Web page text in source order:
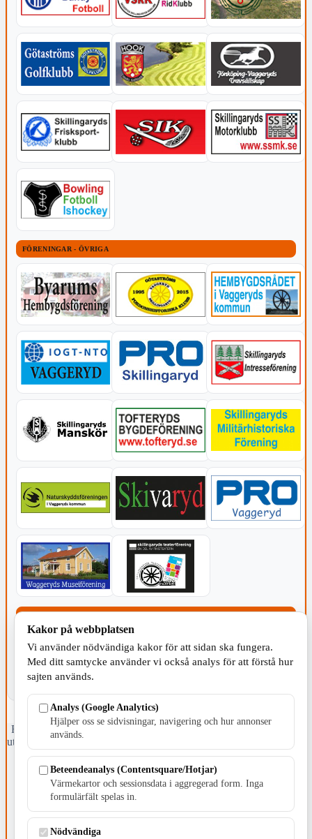
FÖRENINGAR - ÖVRIGA
Fristående webbtidningsföretag grundat 1991 som sedan 2002 ger
ut tidningen Skillingaryd.nu och 2010 lanserades Värnamo.nu. Från
april 2026 omfattar Skillingaryd.nu tre kommuner: Gnosjö,
Värnamo och Vaggeryds kommun.
Kontakta oss
E-post: redaktionen@skillingaryd.nu
Postadress: Gisslaköp 1, 568 92 Skillingaryd
Kakor på webbplatsen
Vi använder nödvändiga kakor för att sidan ska fungera.
Med ditt samtycke använder vi också analys för att förstå hur
sajten används.
Analys (Google Analytics)
Hjälper oss se sidvisningar, navigering och hur annonser
används.
Beteendeanalys (Contentsquare/Hotjar)
Värmekartor och sessionsdata i aggregerad form. Inga
formulärfält spelas in.
Nödvändiga